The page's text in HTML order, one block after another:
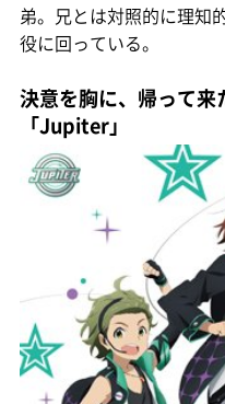
弟。兄とは対照的に理知
役に回っている。
決意を胸に、帰って
「Jupiter」